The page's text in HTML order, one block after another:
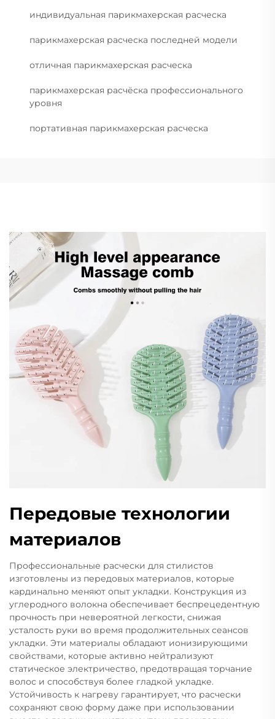
индивидуальная парикмахерская расческа
парикмахерская расческа последней модели
отличная парикмахерская расческа
парикмахерская расчёска профессионального
уровня
портативная парикмахерская расческа
Передовые технологии
материалов
Профессиональные расчески для стилистов
изготовлены из передовых материалов, которые
кардинально меняют опыт укладки. Конструкция из
углеродного волокна обеспечивает беспрецедентную
прочность при невероятной легкости, снижая
усталость руки во время продолжительных сеансов
укладки. Эти материалы обладают ионизирующими
свойствами, которые активно нейтрализуют
статическое электричество, предотвращая торчание
волос и способствуя более гладкой укладке.
Устойчивость к нагреву гарантирует, что расчески
сохраняют свою форму даже при использовании